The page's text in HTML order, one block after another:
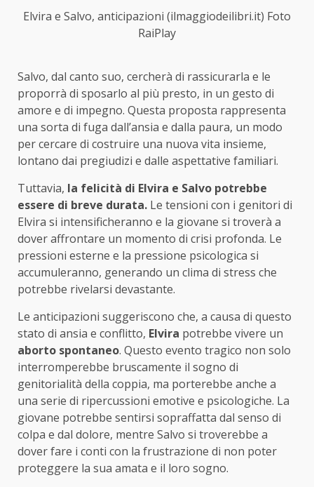
Elvira e Salvo, anticipazioni (ilmaggiodeilibri.it) Foto
RaiPlay
Salvo, dal canto suo, cercherà di rassicurarla e le
proporrà di sposarlo al più presto, in un gesto di
amore e di impegno. Questa proposta rappresenta
una sorta di fuga dall’ansia e dalla paura, un modo
per cercare di costruire una nuova vita insieme,
lontano dai pregiudizi e dalle aspettative familiari.
Tuttavia, la felicità di Elvira e Salvo potrebbe
essere di breve durata. Le tensioni con i genitori di
Elvira si intensificheranno e la giovane si troverà a
dover affrontare un momento di crisi profonda. Le
pressioni esterne e la pressione psicologica si
accumuleranno, generando un clima di stress che
potrebbe rivelarsi devastante.
Le anticipazioni suggeriscono che, a causa di questo
stato di ansia e conflitto, Elvira potrebbe vivere un
aborto spontaneo. Questo evento tragico non solo
interromperebbe bruscamente il sogno di
genitorialità della coppia, ma porterebbe anche a
una serie di ripercussioni emotive e psicologiche. La
giovane potrebbe sentirsi sopraffatta dal senso di
colpa e dal dolore, mentre Salvo si troverebbe a
dover fare i conti con la frustrazione di non poter
proteggere la sua amata e il loro sogno.